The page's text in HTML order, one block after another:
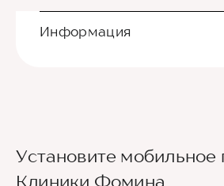
Информация
Установите
Клиники Фомина